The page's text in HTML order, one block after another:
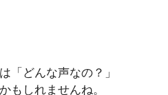
「どんな声なの？」
もしれませんね。